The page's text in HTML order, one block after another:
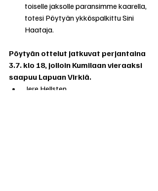
toiselle jaksolle paransimme kaarella,
totesi Pöytyän ykköspalkittu Sini
Haataja.
Pöytyän ottelut jatkuvat perjantaina
3.7. klo 18, jolloin Kumilaan vieraaksi
saapuu Lapuan Virkiä.
Jere Hellsten